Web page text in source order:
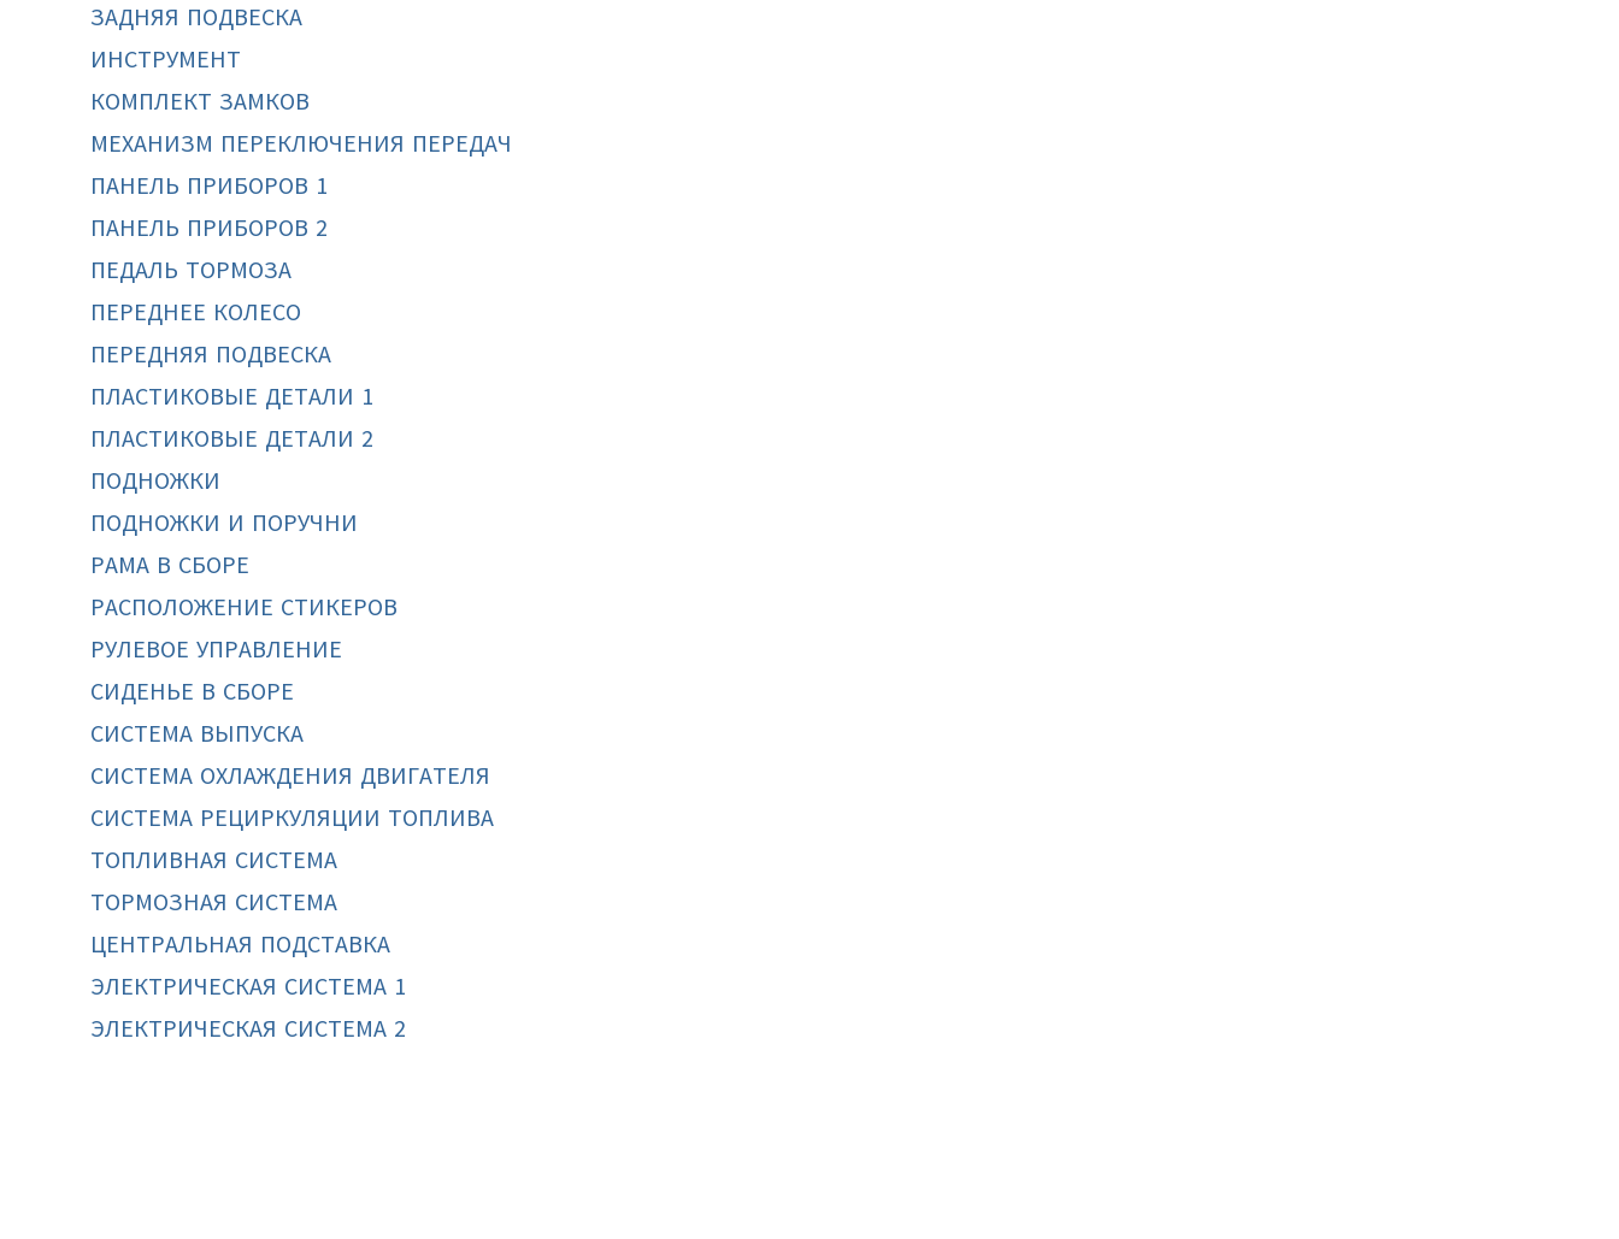
ЗАДНЯЯ ПОДВЕСКА
ИНСТРУМЕНТ
КОМПЛЕКТ ЗАМКОВ
МЕХАНИЗМ ПЕРЕКЛЮЧЕНИЯ ПЕРЕДАЧ
ПАНЕЛЬ ПРИБОРОВ 1
ПАНЕЛЬ ПРИБОРОВ 2
ПЕДАЛЬ ТОРМОЗА
ПЕРЕДНЕЕ КОЛЕСО
ПЕРЕДНЯЯ ПОДВЕСКА
ПЛАСТИКОВЫЕ ДЕТАЛИ 1
ПЛАСТИКОВЫЕ ДЕТАЛИ 2
ПОДНОЖКИ
ПОДНОЖКИ И ПОРУЧНИ
РАМА В СБОРЕ
РАСПОЛОЖЕНИЕ СТИКЕРОВ
РУЛЕВОЕ УПРАВЛЕНИЕ
СИДЕНЬЕ В СБОРЕ
СИСТЕМА ВЫПУСКА
СИСТЕМА ОХЛАЖДЕНИЯ ДВИГАТЕЛЯ
СИСТЕМА РЕЦИРКУЛЯЦИИ ТОПЛИВА
ТОПЛИВНАЯ СИСТЕМА
ТОРМОЗНАЯ СИСТЕМА
ЦЕНТРАЛЬНАЯ ПОДСТАВКА
ЭЛЕКТРИЧЕСКАЯ СИСТЕМА 1
ЭЛЕКТРИЧЕСКАЯ СИСТЕМА 2